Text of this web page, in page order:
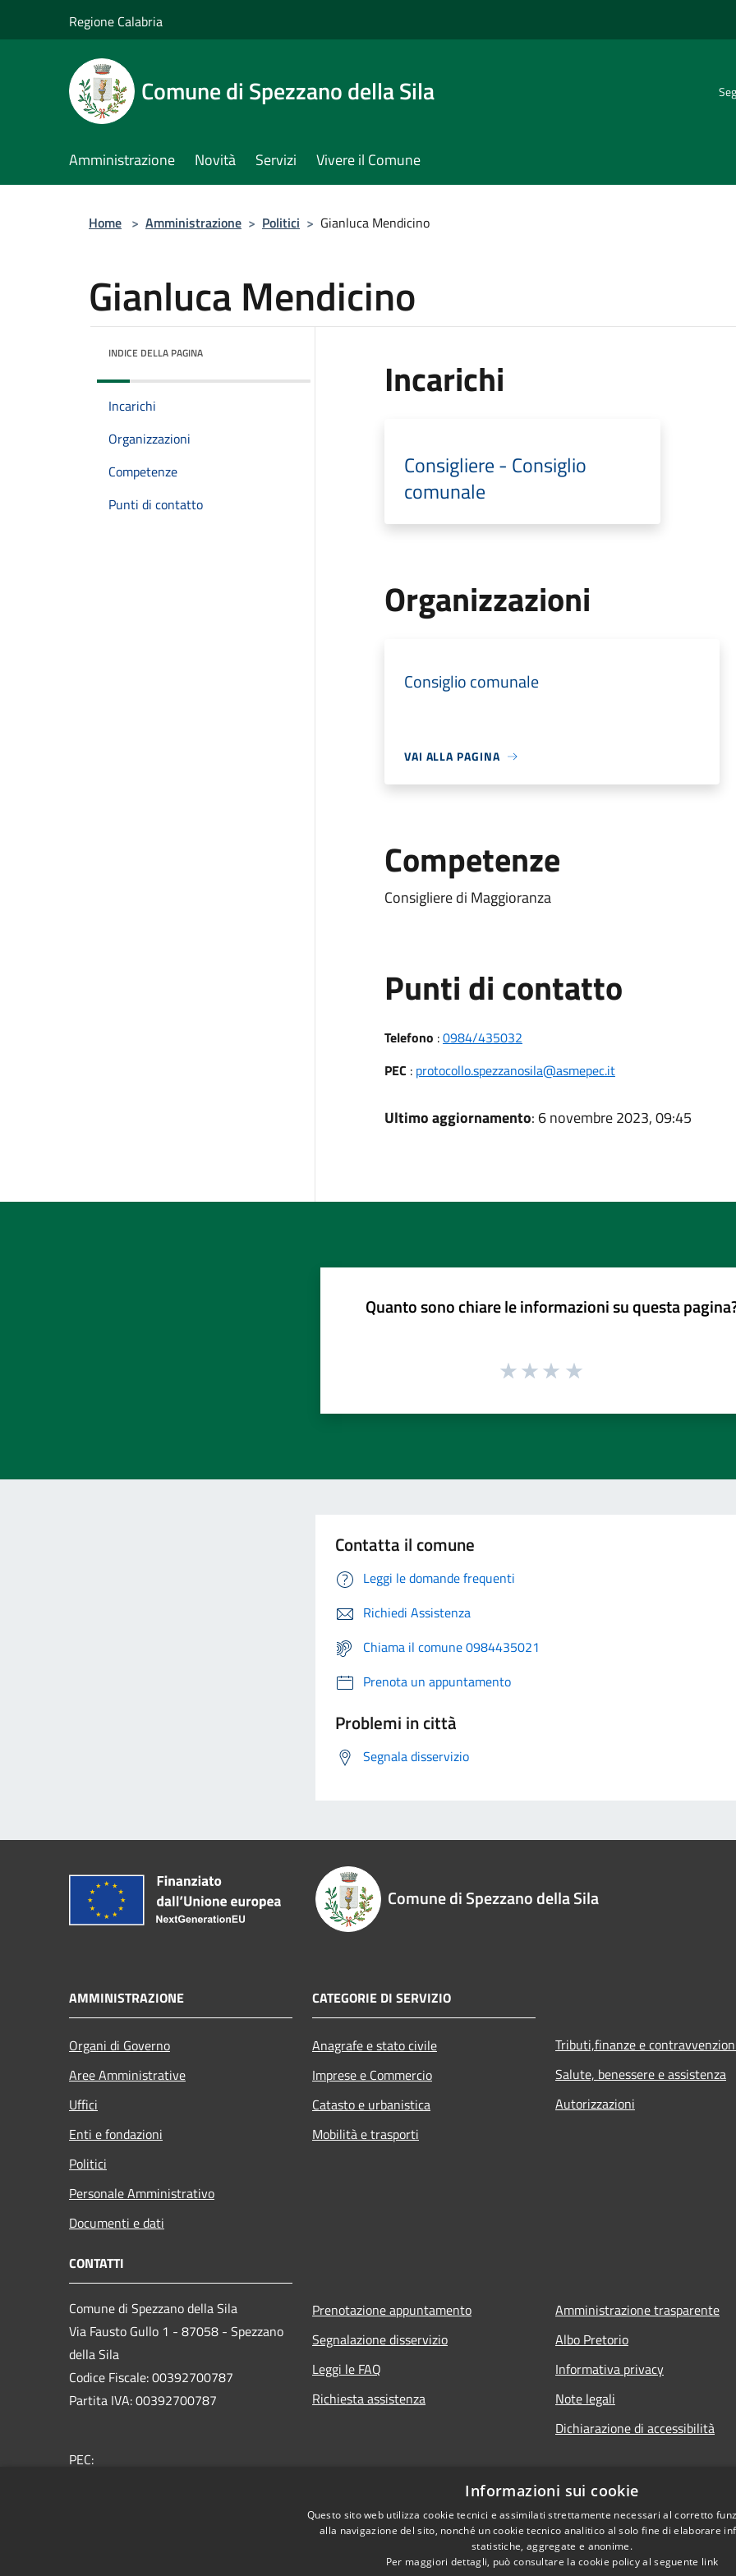
Regione Calabria
Comune di Spezzano della Sila
Amministrazione Novità Servizi Vivere il Comune
Home > Amministrazione > Politici > Gianluca Mendicino
Gianluca Mendicino
INDICE DELLA PAGINA
Incarichi
Organizzazioni
Competenze
Punti di contatto
Incarichi
Consigliere - Consiglio
comunale
Organizzazioni
Consiglio comunale
VAI ALLA PAGINA
Competenze
Consigliere di Maggioranza
Punti di contatto
Telefono :0984/435032
PEC : protocollo.spezzanosila@asmepec.it
Ultimo aggiornamento: 6 novembre 2023, 09:45
Quanto sono chiare le informazioni su questa
Contatta il comune
Leggi le domande frequenti
Richiedi Assistenza
Chiama il comune 0984435021
Prenota un appuntamento
Problemi in città
Segnala disservizio
Comune di Spezzano della Sila
AMMINISTRAZIONE
Organi di Governo
Aree Amministrative
Uffici
Enti e fondazioni
Politici
Personale Amministrativo
Documenti e dati
CATEGORIE DI SERVIZIO
Anagrafe e stato civile
Imprese e Commercio
Catasto e urbanistica
Mobilità e trasporti
Tributi,finanze e
Salute, benessere e assistenza
Autorizzazioni
CONTATTI
Comune di Spezzano della Sila
Via Fausto Gullo 1 - 87058 - Spezzano
della Sila
Codice Fiscale: 00392700787
Partita IVA: 00392700787
PEC:
Prenotazione appuntamento
Segnalazione disservizio
Leggi le FAQ
Richiesta assistenza
Amministrazione trasparente
Albo Pretorio
Informativa privacy
Note legali
Dichiarazione di accessibilità
Informazioni sui cookie
Questo sito web utilizza cookie tecnici e assimilati strettamente necessari al corretto
alla navigazione del sito, nonché un cookie tecnico analitico al solo fine di elaborare
statistiche, aggregate e anonime.
Per maggiori dettagli, può consultare la cookie policy al seguente link